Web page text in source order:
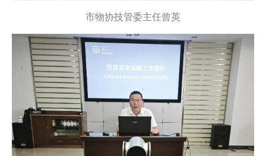
市物协技管委主任曾英